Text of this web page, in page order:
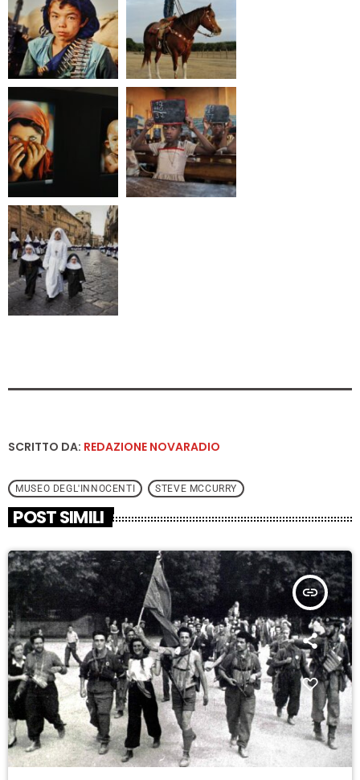
SCRITTO DA: REDAZIONE NOVARADIO
MUSEO DEGL'INNOCENTI STEVE MCCURRY
POST SIMILI
insert_link